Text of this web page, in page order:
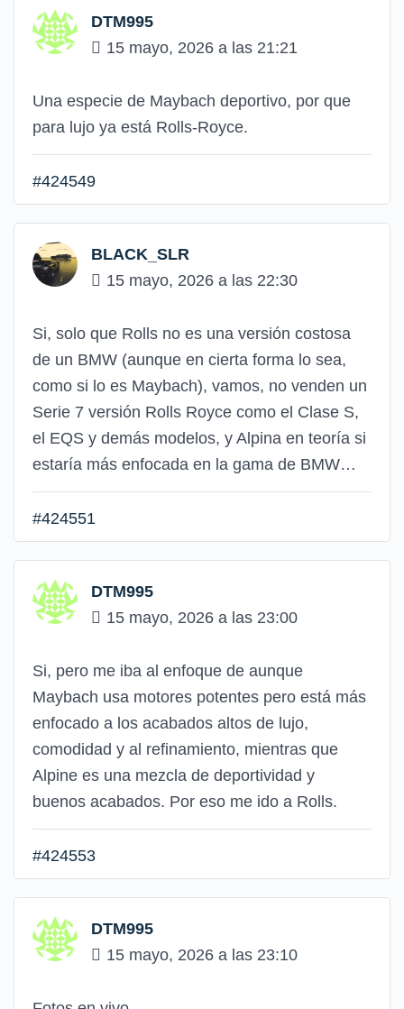
DTM995
15 mayo, 2026 a las 21:21
Una especie de Maybach deportivo, por que
para lujo ya está Rolls-Royce.
#424549
BLACK_SLR
15 mayo, 2026 a las 22:30
Si, solo que Rolls no es una versión costosa
de un BMW (aunque en cierta forma lo sea,
como si lo es Maybach), vamos, no venden un
Serie 7 versión Rolls Royce como el Clase S,
el EQS y demás modelos, y Alpina en teoría si
estaría más enfocada en la gama de BMW…
#424551
DTM995
15 mayo, 2026 a las 23:00
Si, pero me iba al enfoque de aunque
Maybach usa motores potentes pero está más
enfocado a los acabados altos de lujo,
comodidad y al refinamiento, mientras que
Alpine es una mezcla de deportividad y
buenos acabados. Por eso me ido a Rolls.
#424553
DTM995
15 mayo, 2026 a las 23:10